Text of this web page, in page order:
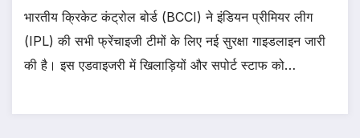
भारतीय क्रिकेट कंट्रोल बोर्ड (BCCI) ने इंडियन प्रीमियर लीग
(IPL) की सभी फ्रेंचाइजी टीमों के लिए नई सुरक्षा गाइडलाइन जारी
की है। इस एडवाइजरी में खिलाड़ियों और सपोर्ट स्टाफ को…